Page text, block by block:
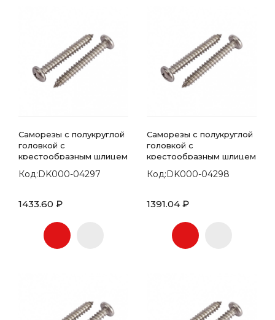
Саморезы с полукруглой
головкой с
крестообразным шлицем
Код:DK000-04297
1433.60 ₽
Саморезы с полукруглой
головкой с
крестообразным шлицем
Код:DK000-04298
1391.04 ₽